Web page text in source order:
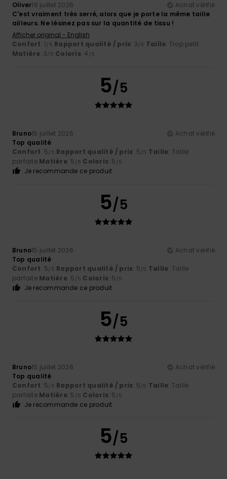
Oliver16 juillet 2026
Achat vérifié
C'est vraiment très serré, alors que je porte la même taille
ailleurs. Ne lésinez pas sur la quantité de tissu !
Afficher original - English
Confort: 1/5 Rapport qualité / prix: 3/5 Taille: Trop petit
Matière: 3/5 Coloris: 4 /5
5/5
Bruno15 juillet 2026
Achat vérifié
Top qualité
Confort: 5/5 Rapport qualité / prix: 5/5 Taille: Taille
parfaite Matière: 5 /5 Coloris: 5 /5
Je recommande ce produit
5/5
Bruno15 juillet 2026
Achat vérifié
Top qualité
Confort: 5/5 Rapport qualité / prix: 5/5 Taille: Taille
parfaite Matière: 5 /5 Coloris: 5 /5
Je recommande ce produit
5/5
Bruno15 juillet 2026
Achat vérifié
Top qualité
Confort: 5/5 Rapport qualité / prix: 5/5 Taille: Taille
parfaite Matière: 5 /5 Coloris: 5 /5
Je recommande ce produit
5/5